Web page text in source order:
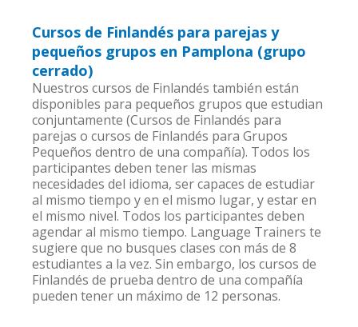
Cursos de Finlandés para parejas y
pequeños grupos en Pamplona (grupo
cerrado)
Nuestros cursos de Finlandés también están
disponibles para pequeños grupos que estudian
conjuntamente (Cursos de Finlandés para
parejas o cursos de Finlandés para Grupos
Pequeños dentro de una compañía). Todos los
participantes deben tener las mismas
necesidades del idioma, ser capaces de estudiar
al mismo tiempo y en el mismo lugar, y estar en
el mismo nivel. Todos los participantes deben
agendar al mismo tiempo. Language Trainers te
sugiere que no busques clases con más de 8
estudiantes a la vez. Sin embargo, los cursos de
Finlandés de prueba dentro de una compañía
pueden tener un máximo de 12 personas.